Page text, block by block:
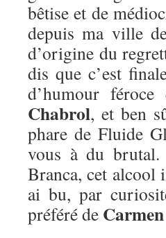
bêtise et de
depuis ma ville
d’origine du
dis que c’est
d’humour
Chabrol, et ben
phare de Fluide
vous à du
Branca, cet alcool
ai bu, par
préféré de